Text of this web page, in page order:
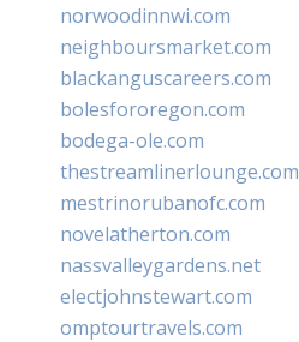
norwoodinnwi.com
neighboursmarket.com
blackanguscareers.com
bolesfororegon.com
bodega-ole.com
thestreamlinerlounge.com
mestrinorubanofc.com
novelatherton.com
nassvalleygardens.net
electjohnstewart.com
omptourtravels.com